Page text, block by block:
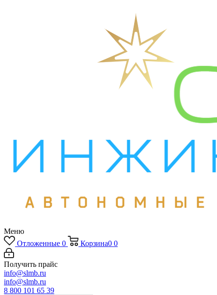
Меню
Отложенные 0 Корзина0 0
Получить прайс
info@slmb.ru
info@slmb.ru
8 800 101 65 39